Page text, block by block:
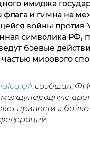
имиджа
флага и гимна на
войны против
символика РФ,
боевые
частью мирового
сообщал,
привести к